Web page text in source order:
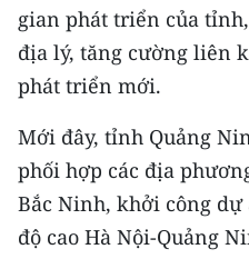
Media Pháp luật
Media Du lịch
Media Thể thao
Media Giáo dục
gian phát triển của
địa lý, tăng cường liên
phát triển mới.
Mới đây, tỉnh Quảng
phối hợp các địa
Bắc Ninh, khởi công
độ cao Hà Nội-Quảng